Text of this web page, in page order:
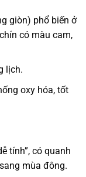
giòn) phổ biến ở
có màu cam,
lịch.
oxy hóa, tốt
tính”, có quanh
mùa đông.